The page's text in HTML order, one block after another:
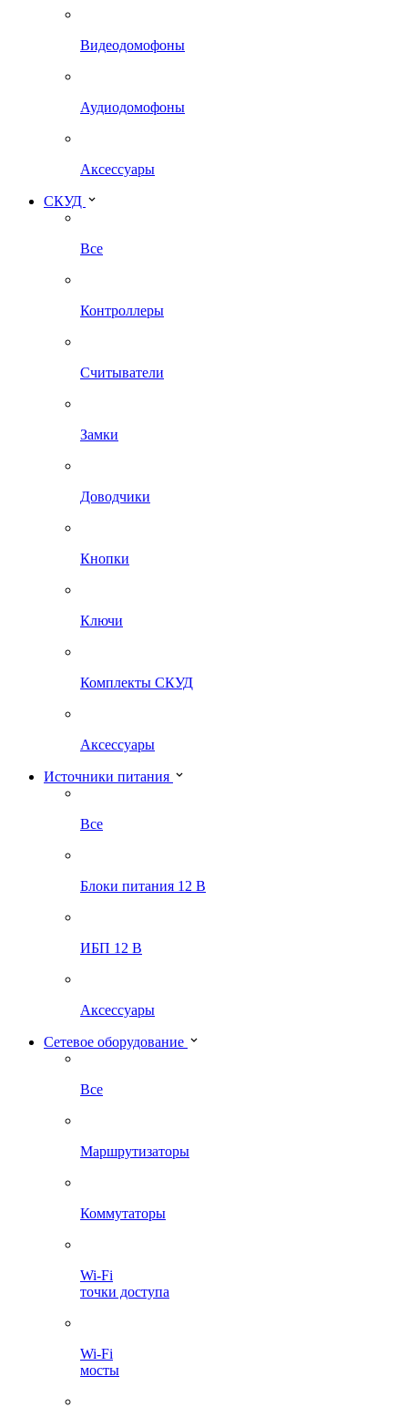
Видеодомофоны
Аудиодомофоны
Аксессуары
СКУД
Все
Контроллеры
Считыватели
Замки
Доводчики
Кнопки
Ключи
Комплекты СКУД
Аксессуары
Источники питания
Все
Блоки питания 12 В
ИБП 12 В
Аксессуары
Сетевое оборудование
Все
Маршрутизаторы
Коммутаторы
Wi-Fi
точки доступа
Wi-Fi
мосты